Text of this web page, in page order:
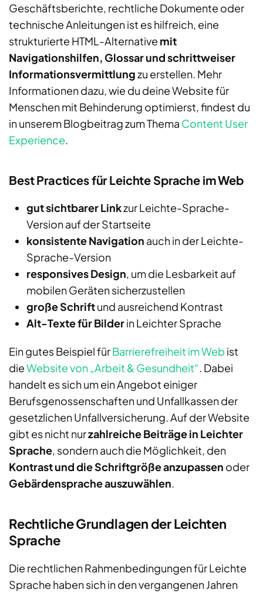
Geschäftsberichte, rechtliche Dokumente oder
technische Anleitungen ist es hilfreich, eine
strukturierte HTML-Alternative mit
Navigationshilfen, Glossar und schrittweiser
Informationsvermittlungzu erstellen. Mehr
Informationen dazu, wie du deine Website für
Menschen mit Behinderung optimierst, findest du
in unserem Blogbeitrag zum Thema Content User
Experience.
Best Practices für Leichte Sprache im Web
gut sichtbarer Linkzur Leichte-Sprache-
Version auf der Startseite
konsistente Navigation auch in der Leichte-
Sprache-Version
responsives Design, um die Lesbarkeit auf
mobilen Geräten sicherzustellen
große Schriftund ausreichend Kontrast
Alt-Texte für Bilderin Leichter Sprache
Ein gutes Beispiel fürBarrierefreiheit im Web ist
dieWebsite von „Arbeit & Gesundheit“. Dabei
handelt es sich um ein Angebot einiger
Berufsgenossenschaften und Unfallkassen der
gesetzlichen Unfallversicherung. Auf der Website
gibt es nicht nurzahlreiche Beiträge in Leichter
Sprache, sondern auch die Möglichkeit, den
Kontrast und die Schriftgröße anzupassen oder
Gebärdensprache auszuwählen.
Rechtliche Grundlagen der Leichten
Sprache
Die rechtlichen Rahmenbedingungen für Leichte
Sprache haben sich in den vergangenen Jahren